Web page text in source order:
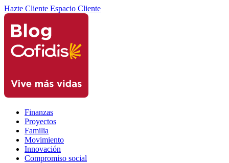
Hazte Cliente Espacio Cliente
Finanzas
Proyectos
Familia
Movimiento
Innovación
Compromiso social